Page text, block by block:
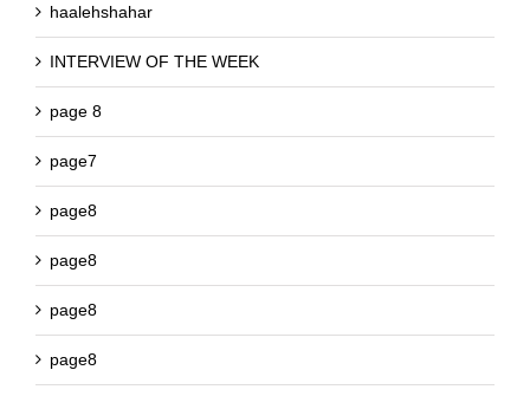
haalehshahar
INTERVIEW OF THE WEEK
page 8
page7
page8
page8
page8
page8